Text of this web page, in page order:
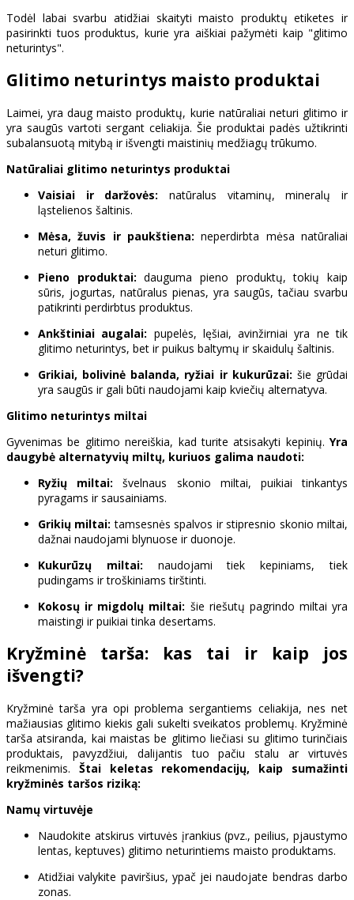
Todėl labai svarbu atidžiai skaityti maisto produktų etiketes ir
pasirinkti tuos produktus, kurie yra aiškiai pažymėti kaip "glitimo
neturintys".
Glitimo neturintys maisto produktai
Laimei, yra daug maisto produktų, kurie natūraliai neturi glitimo ir
yra saugūs vartoti sergant celiakija. Šie produktai padės užtikrinti
subalansuotą mitybą ir išvengti maistinių medžiagų trūkumo.
Natūraliai glitimo neturintys produktai
Vaisiai ir daržovės: natūralus vitaminų, mineralų ir
ląstelienos šaltinis.
Mėsa, žuvis ir paukštiena:neperdirbta mėsa natūraliai
neturi glitimo.
Pieno produktai:dauguma pieno produktų, tokių kaip
sūris, jogurtas, natūralus pienas, yra saugūs, tačiau svarbu
patikrinti perdirbtus produktus.
Ankštiniai augalai: pupelės, lęšiai, avinžirniai yra ne tik
glitimo neturintys, bet ir puikus baltymų ir skaidulų šaltinis.
Grikiai, bolivinė balanda, ryžiai ir kukurūzai: šie grūdai
yra saugūs ir gali būti naudojami kaip kviečių alternatyva.
Glitimo neturintys miltai
Gyvenimas be glitimo nereiškia, kad turite atsisakyti kepinių. Yra
daugybė alternatyvių miltų, kuriuos galima naudoti:
Ryžių miltai: švelnaus skonio miltai, puikiai tinkantys
pyragams ir sausainiams.
Grikių miltai: tamsesnės spalvos ir stipresnio skonio miltai,
dažnai naudojami blynuose ir duonoje.
Kukurūzų miltai: naudojami tiek kepiniams, tiek
pudingams ir troškiniams tirštinti.
Kokosų ir migdolų miltai: šie riešutų pagrindo miltai yra
maistingi ir puikiai tinka desertams.
Kryžminė tarša: kas tai ir kaip jos
išvengti?
Kryžminė tarša yra opi problema sergantiems celiakija, nes net
mažiausias glitimo kiekis gali sukelti sveikatos problemų. Kryžminė
tarša atsiranda, kai maistas be glitimo liečiasi su glitimo turinčiais
produktais, pavyzdžiui, dalijantis tuo pačiu stalu ar virtuvės
reikmenimis. Štai keletas rekomendacijų, kaip sumažinti
kryžminės taršos riziką:
Namų virtuvėje
Naudokite atskirus virtuvės įrankius (pvz., peilius, pjaustymo
lentas, keptuves) glitimo neturintiems maisto produktams.
Atidžiai valykite paviršius, ypač jei naudojate bendras darbo
zonas.